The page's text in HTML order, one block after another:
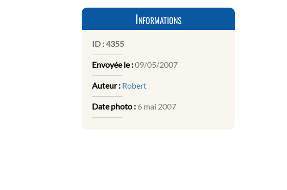
Informations
ID :4355
Envoyée le :09/05/2007
Auteur : Robert
Date photo : 6 mai 2007